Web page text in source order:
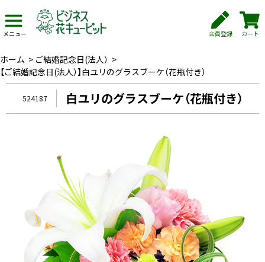
メニュー 会員登録 カート
ホーム > ご結婚記念日(法人） >
【ご結婚記念日(法人）】白ユリのグラスブーケ（花瓶付き）
524187 白ユリのグラスブーケ（花瓶付き）